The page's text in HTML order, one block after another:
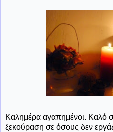
Καλημέρα αγαπημένοι. Καλό
ξεκούραση σε όσους δεν